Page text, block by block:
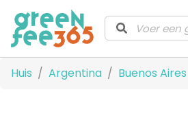
Huis Argentina Buenos Aires